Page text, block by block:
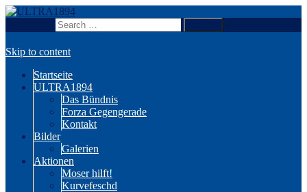
ULTRA1894
Skip to content
Startseite
ULTRA1894
Das Bündnis
Forza Gegengerade
Kontakt
Bilder
Galerien
Aktionen
Moser hilft!
Kurvefeschd